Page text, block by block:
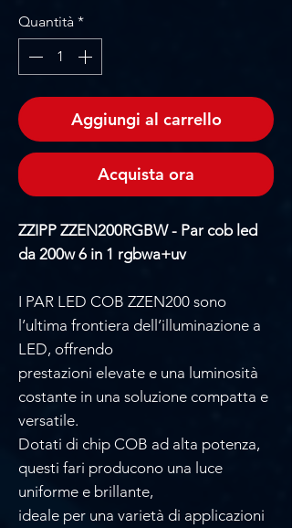
Quantità *
Aggiungi al carrello
Acquista ora
ZZIPP ZZEN200RGBW - Par cob led
da 200w 6 in 1 rgbwa+uv
I PAR LED COB ZZEN200 sono
l’ultima frontiera dell’illuminazione a
LED, offrendo
prestazioni elevate e una luminosità
costante in una soluzione compatta e
versatile.
Dotati di chip COB ad alta potenza,
questi fari producono una luce
uniforme e brillante,
ideale per una varietà di applicazioni